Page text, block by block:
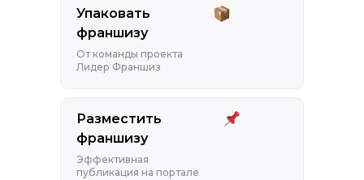
Разместить
франшизу
Эффективная
публикация на портале
Упаковать
франшизу
От команды проекта
Лидер Франшиз